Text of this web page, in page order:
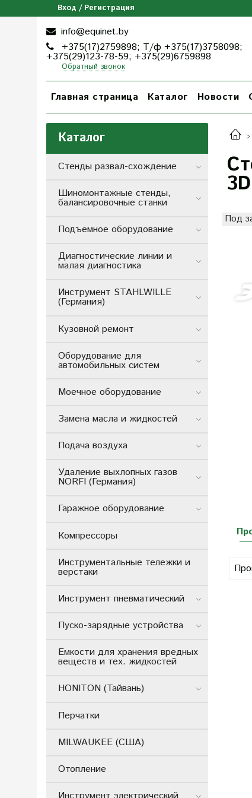
Вход / Регистрация
info@equinet.by
+375(17)2759898; Т/ф +375(17)3758098;
+375(29)123-78-59; +375(29)6759898
Обратный звонок
Главная страница Каталог Новости
Под
Каталог
Стенды развал-схождение
Шиномонтажные стенды,
балансировочные станки
Подъемное оборудование
Диагностические линии и
малая диагностика
Инструмент STAHLWILLE
(Германия)
Кузовной ремонт
Оборудование для
автомобильных систем
Моечное оборудование
Замена масла и жидкостей
Подача воздуха
Удаление выхлопных газов
NORFI (Германия)
Гаражное оборудование
Компрессоры
Инструментальные тележки и
верстаки
Инструмент пневматический
Пуско-зарядные устройства
Емкости для хранения вредных
веществ и тех. жидкостей
HONITON (Тайвань)
Перчатки
MILWAUKEE (США)
Отопление